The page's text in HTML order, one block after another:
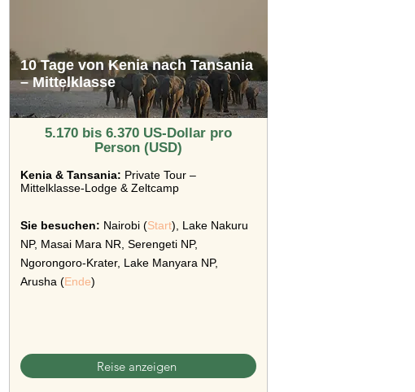
10 Tage von Kenia nach Tansania
– Mittelklasse
5.170 bis 6.370 US-Dollar pro
Person (USD)
Kenia & Tansania: Private Tour –
Mittelklasse-Lodge & Zeltcamp
Sie besuchen: Nairobi (Start), Lake Nakuru
NP, Masai Mara NR, Serengeti NP,
Ngorongoro-Krater, Lake Manyara NP,
Arusha (Ende)
Reise anzeigen